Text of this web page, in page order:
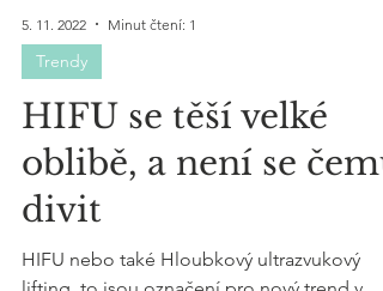
5. 11. 2022
Trendy
HIFU se těší velké
oblibě, a není se čemu
divit